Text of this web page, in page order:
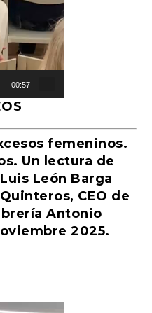
00:57
femeninos.
Un lectura de
León Barga
CEO de
Antonio
2025.